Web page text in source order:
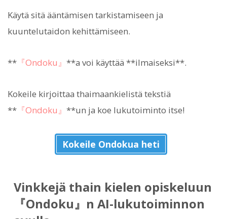
Käytä sitä ääntämisen tarkistamiseen ja
kuuntelutaidon kehittämiseen.
** 『Ondoku』 **a voi käyttää **ilmaiseksi**.
Kokeile kirjoittaa thaimaankielistä tekstiä
** 『Ondoku』 **un ja koe lukutoiminto itse!
Kokeile Ondokua heti
Vinkkejä thain kielen opiskeluun
『Ondoku』n AI-lukutoiminnon